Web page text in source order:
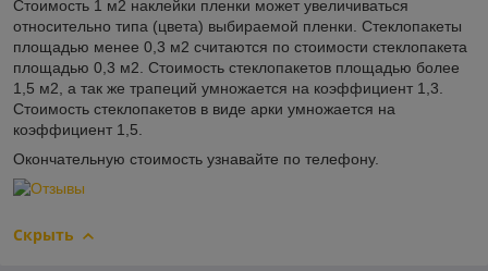
Стоимость 1 м2 наклейки пленки может увеличиваться
относительно типа (цвета) выбираемой пленки. Стеклопакеты
площадью менее 0,3 м2 считаются по стоимости стеклопакета
площадью 0,3 м2. Стоимость стеклопакетов площадью более
1,5 м2, а так же трапеций умножается на коэффициент 1,3.
Стоимость стеклопакетов в виде арки умножается на
коэффициент 1,5.
Окончательную стоимость узнавайте по телефону.
Скрыть